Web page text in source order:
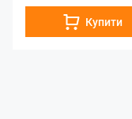
Купити